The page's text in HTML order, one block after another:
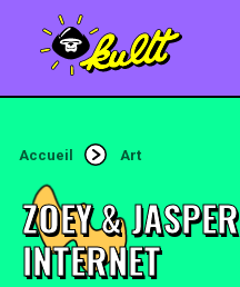
Accueil Art
ZOEY &
INTERNET